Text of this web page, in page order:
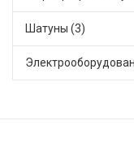
Шатуны (3)